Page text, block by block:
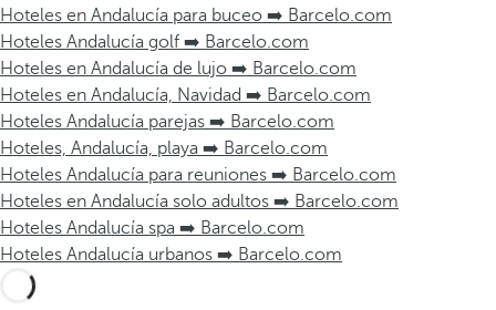
Hoteles en Andalucía para buceo ➡️ Barcelo.com
Hoteles Andalucía golf ➡️ Barcelo.com
Hoteles en Andalucía de lujo ➡️ Barcelo.com
Hoteles en Andalucía, Navidad ➡️ Barcelo.com
Hoteles Andalucía parejas ➡️ Barcelo.com
Hoteles, Andalucía, playa ➡️ Barcelo.com
Hoteles Andalucía para reuniones ➡️ Barcelo.com
Hoteles en Andalucía solo adultos ➡️ Barcelo.com
Hoteles Andalucía spa ➡️ Barcelo.com
Hoteles Andalucía urbanos ➡️ Barcelo.com